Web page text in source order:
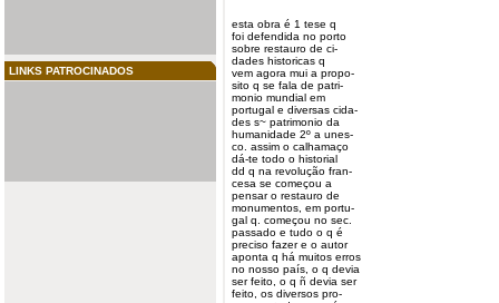
LINKS PATROCINADOS
esta obra é 1 tese q
foi defendida no porto
sobre restauro de ci-
dades historicas q
vem agora mui a propo-
sito q se fala de patri-
monio mundial em
portugal e diversas cida-
des s~ patrimonio da
humanidade 2º a unes-
co. assim o calhamaço
dá-te todo o historial
dd q na revolução fran-
cesa se começou a
pensar o restauro de
monumentos, em portu-
gal q. começou no sec.
passado e tudo o q é
preciso fazer e o autor
aponta q há muitos erros
no nosso país, o q devia
ser feito, o q ñ devia ser
feito, os diversos pro-